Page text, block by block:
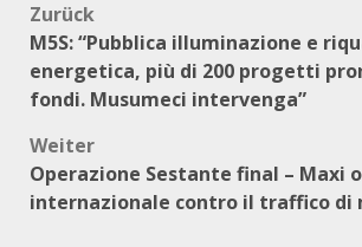
Beitragsnavigation
Zurück
M5S: “Pubblica illuminazione e
energetica, più di 200 progetti
fondi. Musumeci intervenga”
Weiter
Operazione Sestante final – Maxi
internazionale contro il traffico di